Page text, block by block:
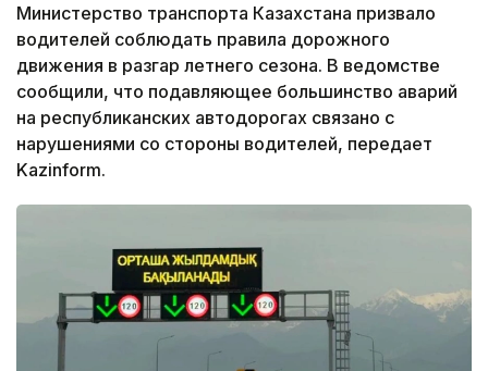
Министерство транспорта Казахстана призвало
водителей соблюдать правила дорожного
движения в разгар летнего сезона. В ведомстве
сообщили, что подавляющее большинство аварий
на республиканских автодорогах связано с
нарушениями со стороны водителей, передает
Kazinform.